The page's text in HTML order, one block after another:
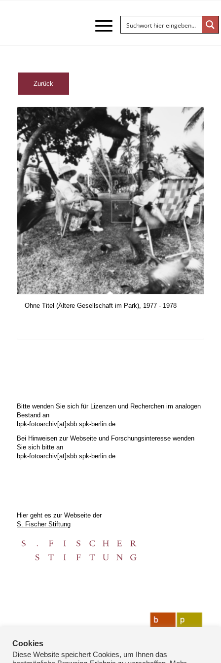
Ohne Titel (Ältere Gesellschaft im Park), 1977 - 1978
Bitte wenden Sie sich für Lizenzen und Recherchen im analogen
Bestand an
bpk-fotoarchiv[at]sbb.spk-berlin.de
Bei Hinweisen zur Webseite und Forschungsinteresse wenden
Sie sich bitte an
bpk-fotoarchiv[at]sbb.spk-berlin.de
Hier geht es zur Webseite der
S. Fischer Stiftung
Cookies
Diese Website speichert Cookies, um Ihnen das